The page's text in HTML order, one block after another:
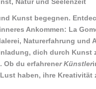
Kunst begegnen.
Ankommen: La
Naturerfahrung und
dich durch
Ob du erfahrener Künstler
haben, ihre Kreativität